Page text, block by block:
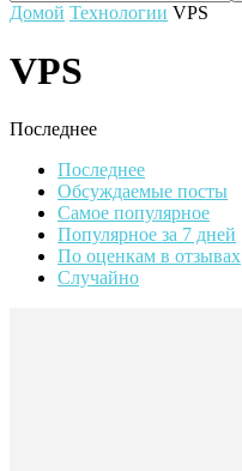
Домой Технологии VPS
VPS
Последнее
Последнее
Обсуждаемые посты
Самое популярное
Популярное за 7 дней
По оценкам в отзывах
Случайно